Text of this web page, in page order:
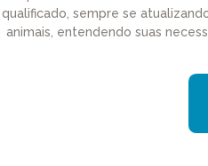
qualificado, sempre se
animais, entendendo suas